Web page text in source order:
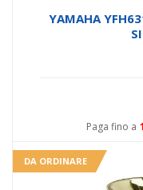
Paga fino a
YAMAHA
DA ORDINARE